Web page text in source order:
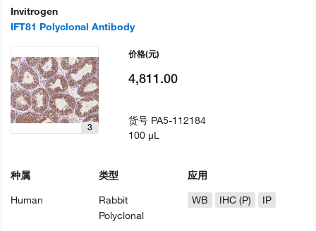
Invitrogen
IFT81 Polyclonal Antibody
3
种属
Human
类型
Rabbit
Polyclonal
应用
WB
IHC (P) IP
价格(元)
4,811.00
货号 PA5-112184
100 µL